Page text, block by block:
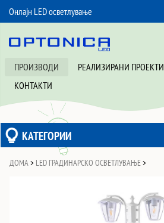
Онлајн LED осветлување
ПРОИЗВОДИ РЕАЛИЗИРАНИ ПРОЕКТИ
КОНТАКТИ
КАТЕГОРИИ
ДОМА > LED ГРАДИНАРСКО ОСВЕТЛУВАЊЕ>